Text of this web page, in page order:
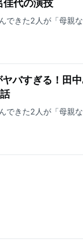
佳代の演技
できた2人が「母親
バすぎる！田
できた2人が「母親